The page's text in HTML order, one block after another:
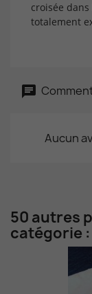
croisée
totalement
Aucun
50 autres
catégorie :